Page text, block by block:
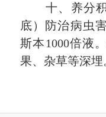
十、养分积
底）防治病虫
斯本1000倍液
果、杂草等深埋